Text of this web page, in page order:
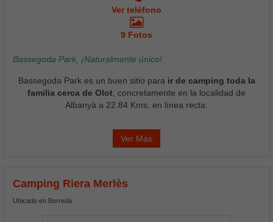
Ver teléfono
9 Fotos
Bassegoda Park, ¡Naturalmente único!
Bassegoda Park es un buen sitio para ir de camping toda la
familia cerca de Olot , concretamente en la localidad de
Albanyà a 22.84 Kms. en línea recta.
Ver Más
Camping Riera Merlès
Ubicado en Borredà